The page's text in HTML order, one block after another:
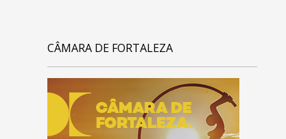
CÂMARA DE FORTALEZA